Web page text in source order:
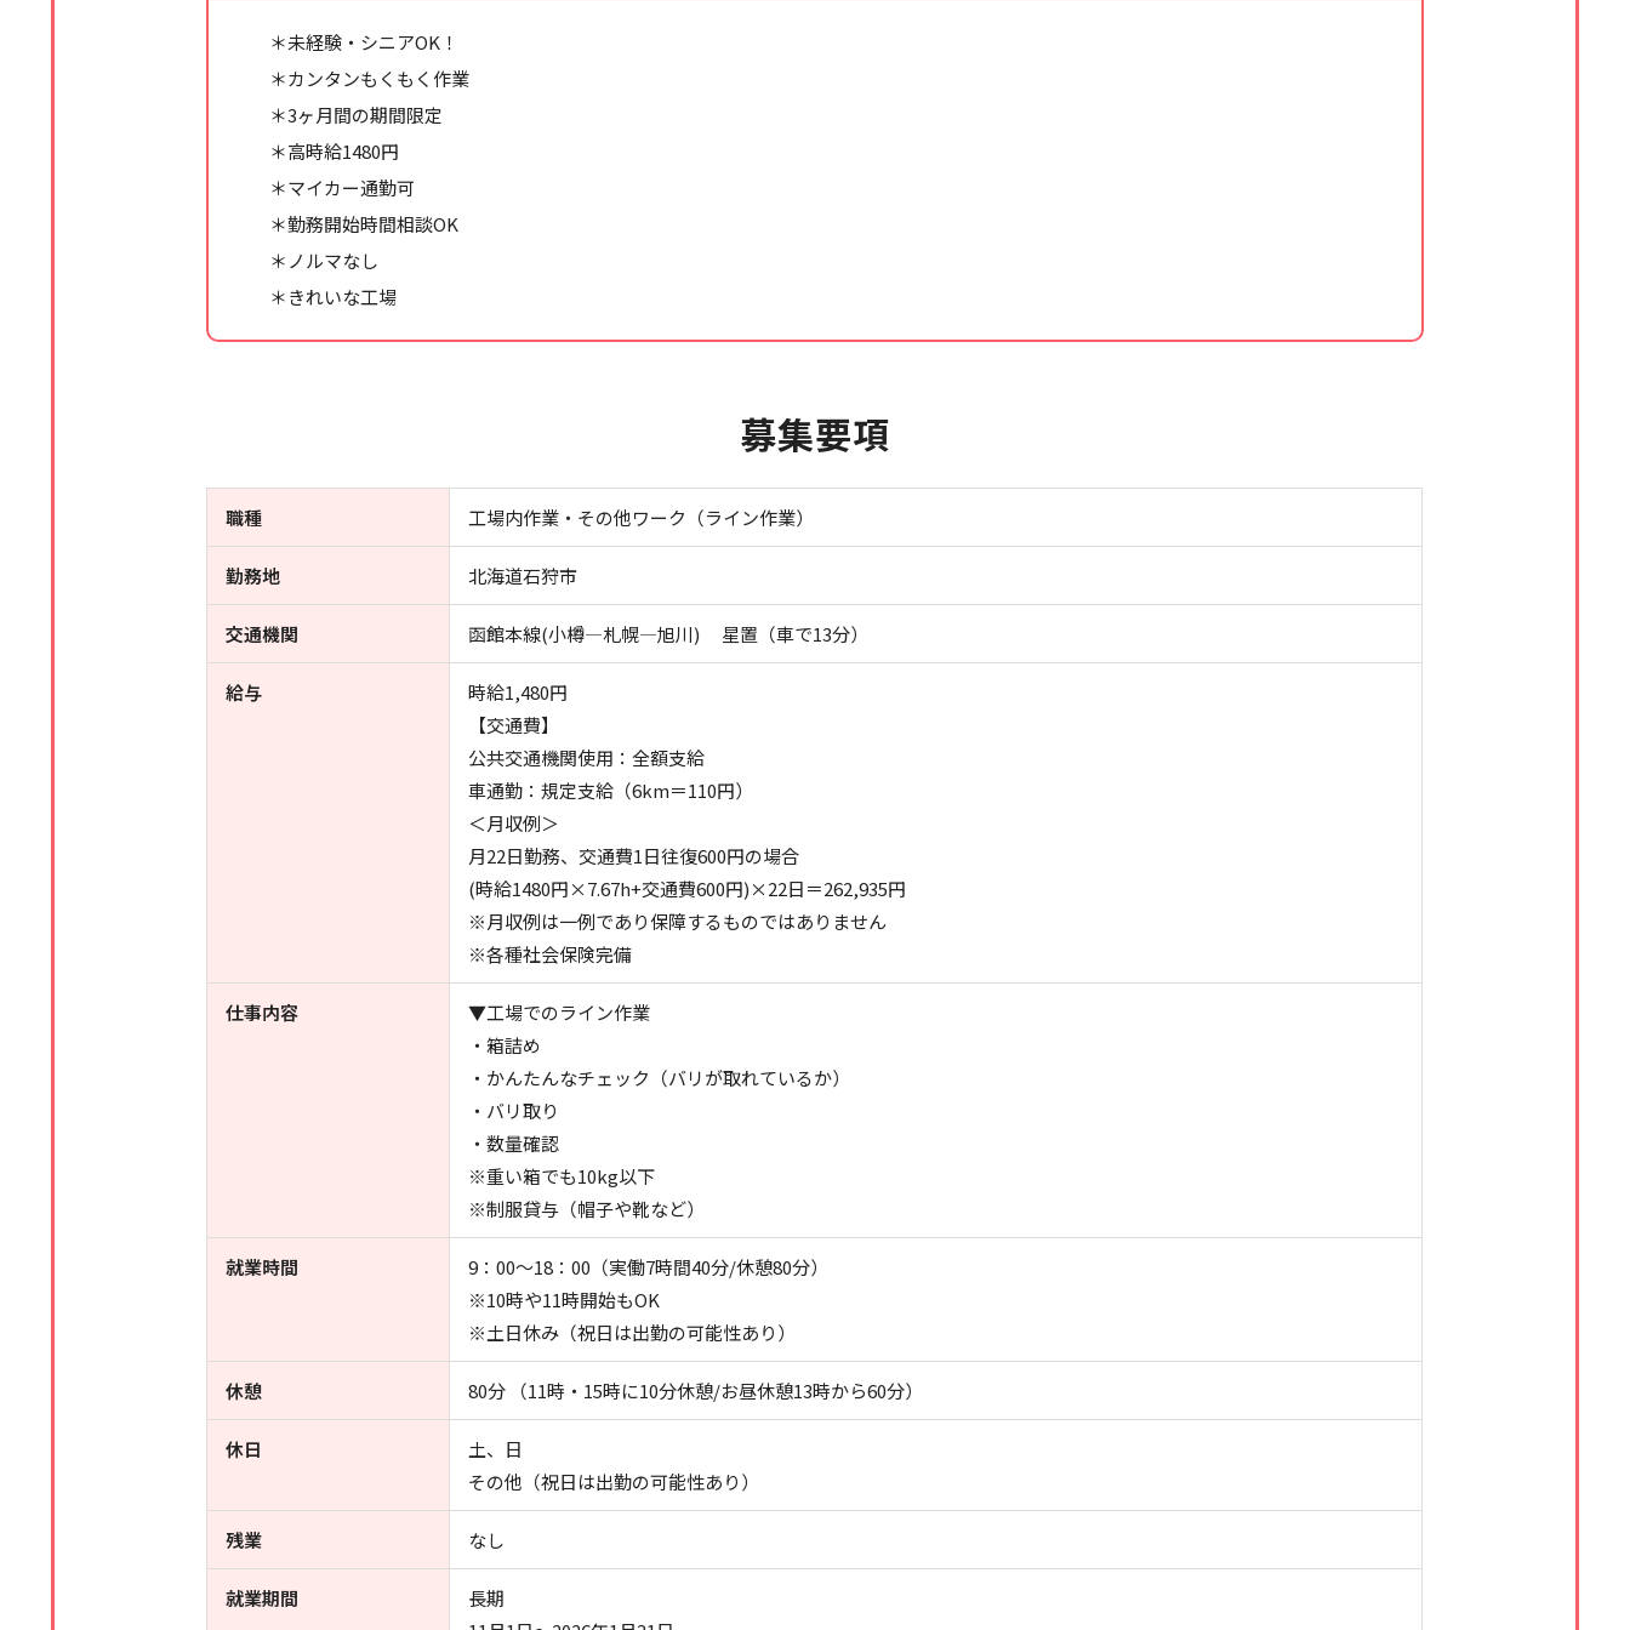
＊未経験・シニアOK！
＊カンタンもくもく作業
＊3ヶ月間の期間限定
＊高時給1480円
＊マイカー通勤可
＊勤務開始時間相談OK
＊ノルマなし
＊きれいな工場
募集要項
職種 工場内作業・その他ワーク（ライン作業）
勤務地 北海道石狩市
交通機関 函館本線(小樽―札幌―旭川) 星置（車で13分）
給与
時給1,480円
【交通費】
公共交通機関使用：全額支給
車通勤：規定支給（6km＝110円）
＜月収例＞
月22日勤務、交通費1日往復600円の場合
(時給1480円×7.67h+交通費600円)×22日＝262,935円
※月収例は一例であり保障するものではありません
※各種社会保険完備
仕事内容
▼工場でのライン作業
・箱詰め
・かんたんなチェック（バリが取れているか）
・バリ取り
・数量確認
※重い箱でも10kg以下
※制服貸与（帽子や靴など）
就業時間
9：00～18：00（実働7時間40分/休憩80分）
※10時や11時開始もOK
※土日休み（祝日は出勤の可能性あり）
休憩 80分 （11時・15時に10分休憩/お昼休憩13時から60分）
休日
土、日
その他（祝日は出勤の可能性あり）
残業 なし
就業期間
長期